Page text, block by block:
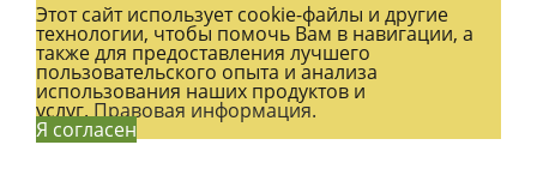
Этот сайт использует cookie-файлы и другие
технологии, чтобы помочь Вам в навигации, а
также для предоставления лучшего
пользовательского опыта и анализа
использования наших продуктов и
услуг.Правовая информация.
Я согласен